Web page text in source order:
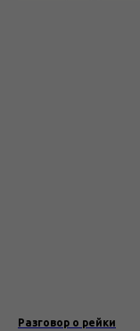
Разговор о рейки